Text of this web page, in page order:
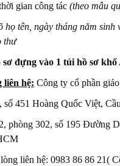
gian công tác (theo mẫu
họ tên, ngày tháng năm sinh
thư
đựng vào 1 túi hồ sơ khổ
liên hệ: Công ty cổ phần
số 451 Hoàng Quốc Việt,
phòng 302, số 195 Đường
liên hệ: 0983 86 86 21(